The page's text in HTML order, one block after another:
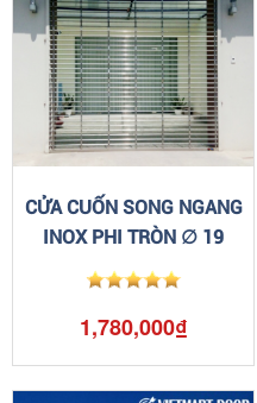
CỬA CUỐN SONG NGANG
INOX PHI TRÒN ∅ 19
1,780,000₫